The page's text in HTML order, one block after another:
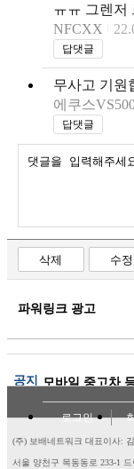
ㅠㅠ 그렌저
NFCXX
답댓글
무사고 기원
에쿠스
답댓글
삭제 수정
파워링크 광고
공지 모바일 중고차
로그인
(주) 보배네트워크 대표이사:
서울 양천구 목동동로 233-1